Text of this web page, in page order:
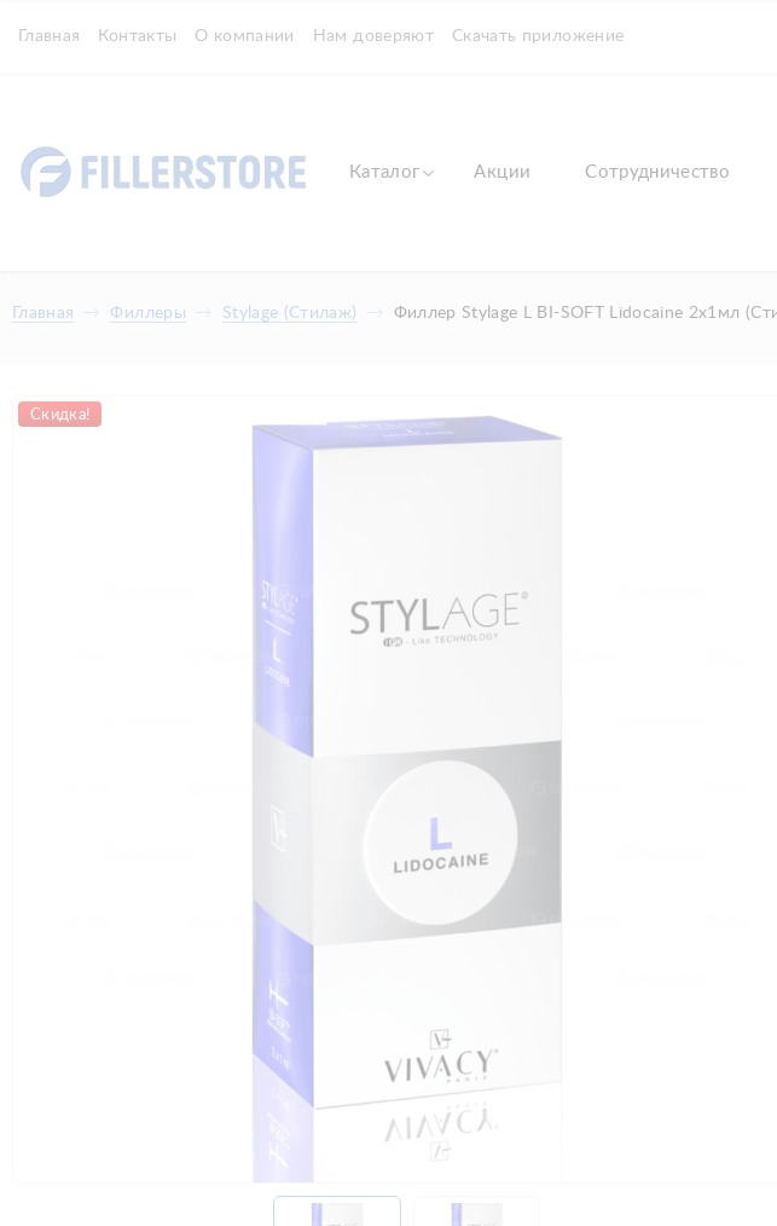
Главная Контакты О компании Нам доверяют Скачать приложение
Каталог Акции Сотрудничество
Главная Филлеры Stylage (Стилаж) Филлер Stylage L BI-SOFT Lidocaine 2x1мл
Скидка!